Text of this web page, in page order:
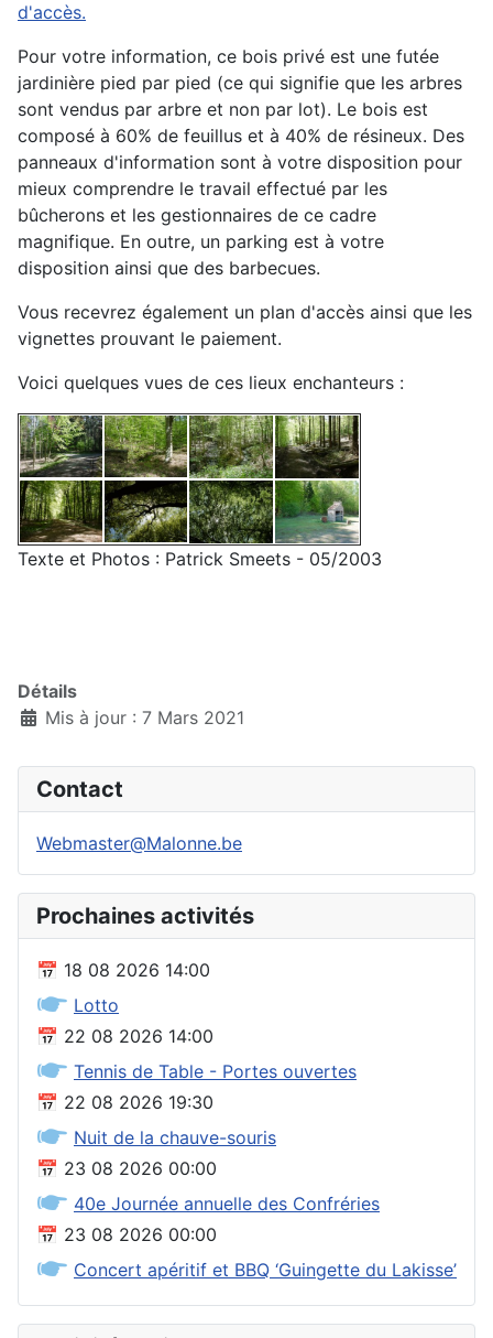
d'accès.
Pour votre information, ce bois privé est une futée
jardinière pied par pied (ce qui signifie que les arbres
sont vendus par arbre et non par lot). Le bois est
composé à 60% de feuillus et à 40% de résineux. Des
panneaux d'information sont à votre disposition pour
mieux comprendre le travail effectué par les
bûcherons et les gestionnaires de ce cadre
magnifique. En outre, un parking est à votre
disposition ainsi que des barbecues.
Vous recevrez également un plan d'accès ainsi que les
vignettes prouvant le paiement.
Voici quelques vues de ces lieux enchanteurs :
Texte et Photos : Patrick Smeets - 05/2003
Détails
Mis à jour : 7 Mars 2021
Contact
Webmaster@Malonne.be
Prochaines activités
📅 18 08 2026 14:00
🖝 Lotto
📅 22 08 2026 14:00
🖝 Tennis de Table - Portes ouvertes
📅 22 08 2026 19:30
🖝 Nuit de la chauve-souris
📅 23 08 2026 00:00
🖝 40e Journée annuelle des Confréries
📅 23 08 2026 00:00
🖝 Concert apéritif et BBQ ‘Guingette du Lakisse’